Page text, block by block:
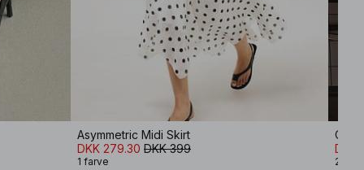
Asymmetric Midi Skirt
DKK 279.30 DKK 399
1 farve
DKK
2